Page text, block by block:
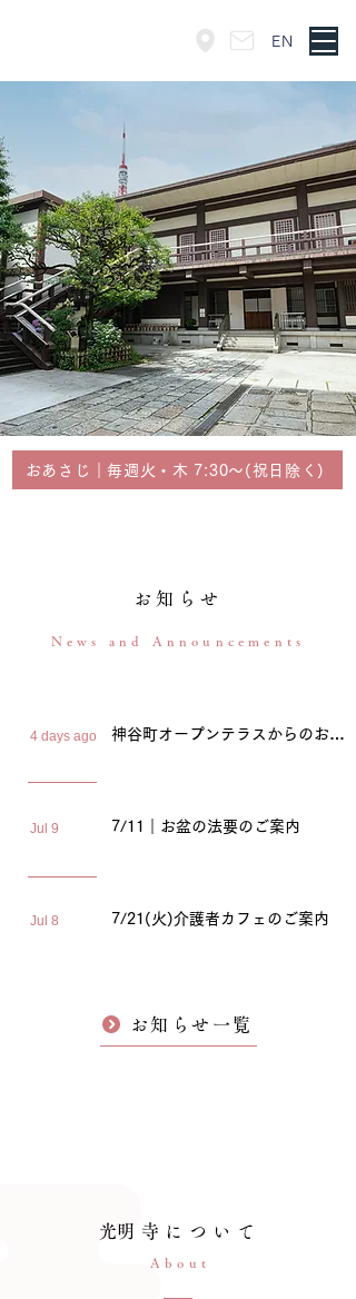
EN
おあさじ｜毎週火・木 7:30〜(祝日除く)
お知らせ
News and Announcements
4 days ago
Jul 9
7/21(火)介護者カフェのご案内
Jul 8
神谷町オープンテラスからのお知
7/11｜お盆の法要のご案内
7/21(火)介護者カフェのご案内
お知らせ一覧
​光明寺について
About